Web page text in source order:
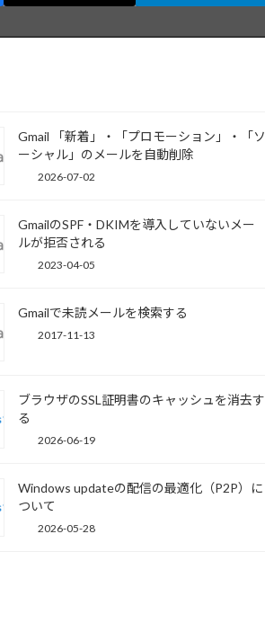
Gmail 「新着」・「プロモーション」・「ソ
ーシャル」のメールを自動削除
2026-07-02
GmailのSPF・DKIMを導入していないメー
ルが拒否される
2023-04-05
Gmailで未読メールを検索する
2017-11-13
ブラウザのSSL証明書のキャッシュを消去す
る
2026-06-19
Windows updateの配信の最適化（P2P）に
ついて
2026-05-28